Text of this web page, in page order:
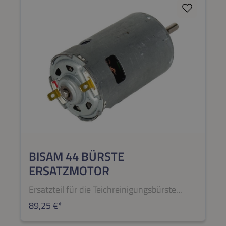
BISAM 44 BÜRSTE
ERSATZMOTOR
Ersatzteil für die Teichreinigungsbürste
BISAM 44 BÜRSTEWenn Sie Hilfe bei der
89,25 €*